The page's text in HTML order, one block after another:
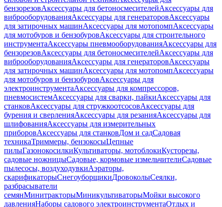
бензорезовАксессуары для бетоносмесителейАксессуары для
виброоборудованияАксессуары для генераторовАксессуары
для затирочных машинАксессуары для мотопомпАксессуары
для мотобуров и бензобуровАксессуары для строительного
инструментаАксессуары пневмооборудованияАксессуары для
бензорезовАксессуары для бетоносмесителейАксессуары для
виброоборудованияАксессуары для генераторовАксессуары
для затирочных машинАксессуары для мотопомпАксессуары
для мотобуров и бензобуровАксессуары для
электроинструментаАксессуары для компрессоров,
пневмосистемАксессуары для сварки, пайкиАксессуары для
станковАксессуары для стружкоотсосовАксессуары для
бурения и сверленияАксессуары для резанияАксессуары для
шлифованияАксессуары для измерительных
приборовАксессуары для станковДом и садСадовая
техникаТриммеры, бензокосыЦепные
пилыГазонокосилкиКультиваторы, мотоблокиКусторезы,
садовые ножницыСадовые, кормовые измельчителиСадовые
пылесосы, воздуходувкиАэраторы,
скарификаторыСнегоуборщикиДровоколыСеялки,
разбрасыватели
семянМинитракторыМиникультиваторыМойки высокого
давленияНаборы садового электроинструментаОтдых и